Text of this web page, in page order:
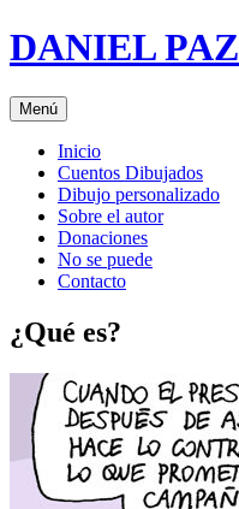
Saltar
al
DANIEL PAZ
Menú
Inicio
Cuentos Dibujados
Dibujo personalizado
Sobre el autor
Donaciones
No se puede
Contacto
¿Qué es?